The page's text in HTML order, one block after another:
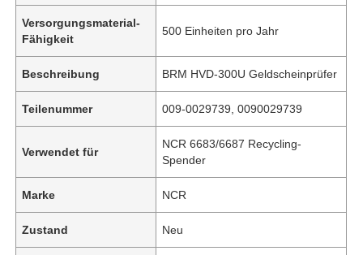
Versorgungsmaterial-
Fähigkeit
500 Einheiten pro Jahr
Beschreibung BRM HVD-300U Geldscheinprüfer
Teilenummer 009-0029739, 0090029739
Verwendet für
NCR 6683/6687 Recycling-
Spender
Marke NCR
Zustand Neu